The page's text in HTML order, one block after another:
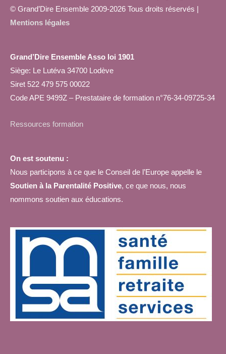
© Grand’Dire Ensemble 2009-2026 Tous droits réservés |
Mentions légales
Grand’Dire Ensemble Asso loi 1901
Siège: Le Lutéva 34700 Lodève
Siret 522 479 575 00022
Code APE 9499Z – Prestataire de formation n°76-34-09725-34
Ressources formation
On est soutenu :
Nous participons à ce que le Conseil de l’Europe appelle le
Soutien à la Parentalité Positive, ce que nous, nous
nommons soutien aux éducations.